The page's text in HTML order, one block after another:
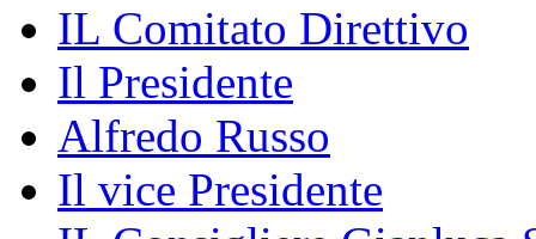
IL Comitato Direttivo
Il Presidente
Alfredo Russo
Il vice Presidente